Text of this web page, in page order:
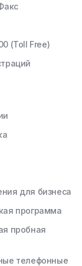
(Toll Free)
для бизнеса
программа
пробная
телефонные